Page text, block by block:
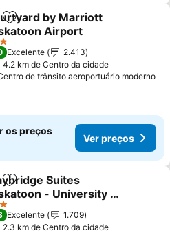
Adicionar aos favoritos
by Marriott
Airport
preços
Excelente
2.413
4.2 km de Centro da cidade
de trânsito aeroportuário moderno
os preços
Ver preços
Adicionar aos favoritos
Suites
- University By
preços
Excelente
1.709
2.3 km de Centro da cidade